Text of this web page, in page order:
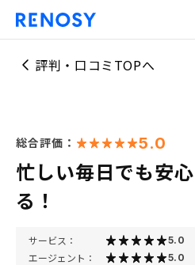
評判・口コミTOPへ
総合評価： 5.0
忙しい毎日でも安
る！
サービス： 5.0
エージェント： 5.0